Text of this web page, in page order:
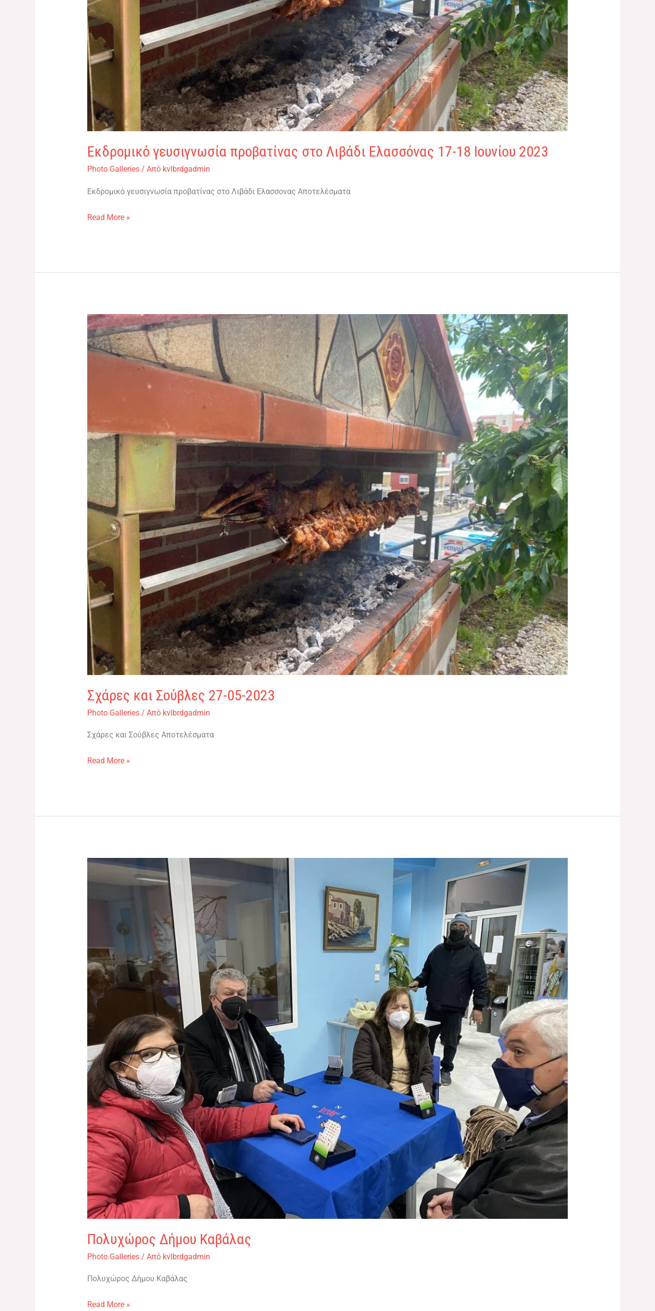
Εκδρομικό γευσιγνωσία προβατίνας στο Λιβάδι Ελασσόνας 17-18 Ιουνίου 2023
Photo Galleries/ Από kvlbrdgadmin
Εκδρομικό γευσιγνωσία προβατίνας στο Λιβάδι Ελασσονας Αποτελέσματα
Read More »
Σχάρες και Σούβλες 27-05-2023
Photo Galleries/ Από kvlbrdgadmin
Σχάρες και Σούβλες Αποτελέσματα
Σχάρες
και
Σούβλες
Read More »
Πολυχώρος Δήμου Καβάλας​
Photo Galleries/ Από kvlbrdgadmin
Πολυχώρος Δήμου Καβάλας
Πολυχώρος
Read More »